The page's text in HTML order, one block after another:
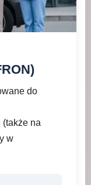
do
(także na
w